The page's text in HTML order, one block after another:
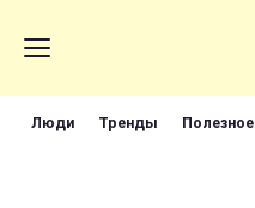
Люди Тренды Полезное